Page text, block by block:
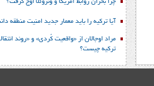
چرا بحران روابط آمریکا و ونزوئلا اوج گرفت؟
آیا ترکیه را باید معمار جدید امنیت منطقه
مراد اوجالان از «واقعیت کُردی» و «روند
ترکیه چیست؟